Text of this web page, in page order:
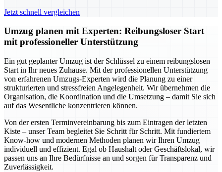
Jetzt schnell vergleichen
Umzug planen mit Experten: Reibungsloser Start
mit professioneller Unterstützung
Ein gut geplanter Umzug ist der Schlüssel zu einem reibungslosen
Start in Ihr neues Zuhause. Mit der professionellen Unterstützung
von erfahrenen Umzugs-Experten wird die Planung zu einer
strukturierten und stressfreien Angelegenheit. Wir übernehmen die
Organisation, die Koordination und die Umsetzung – damit Sie sich
auf das Wesentliche konzentrieren können.
Von der ersten Terminvereinbarung bis zum Eintragen der letzten
Kiste – unser Team begleitet Sie Schritt für Schritt. Mit fundiertem
Know-how und modernen Methoden planen wir Ihren Umzug
individuell und effizient. Egal ob Haushalt oder Geschäftslokal, wir
passen uns an Ihre Bedürfnisse an und sorgen für Transparenz und
Zuverlässigkeit.